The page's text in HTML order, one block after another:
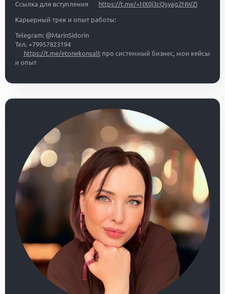
Ссылка для вступления
https://t.me/+NX0j3cQsyag2NWZi
Карьерный трек и опыт работы:
Telegram: @MarinSidorin
Тел. +79957823194
https://t.me/etonekonsaltпро системный бизнес, мои кейсы
и опыт